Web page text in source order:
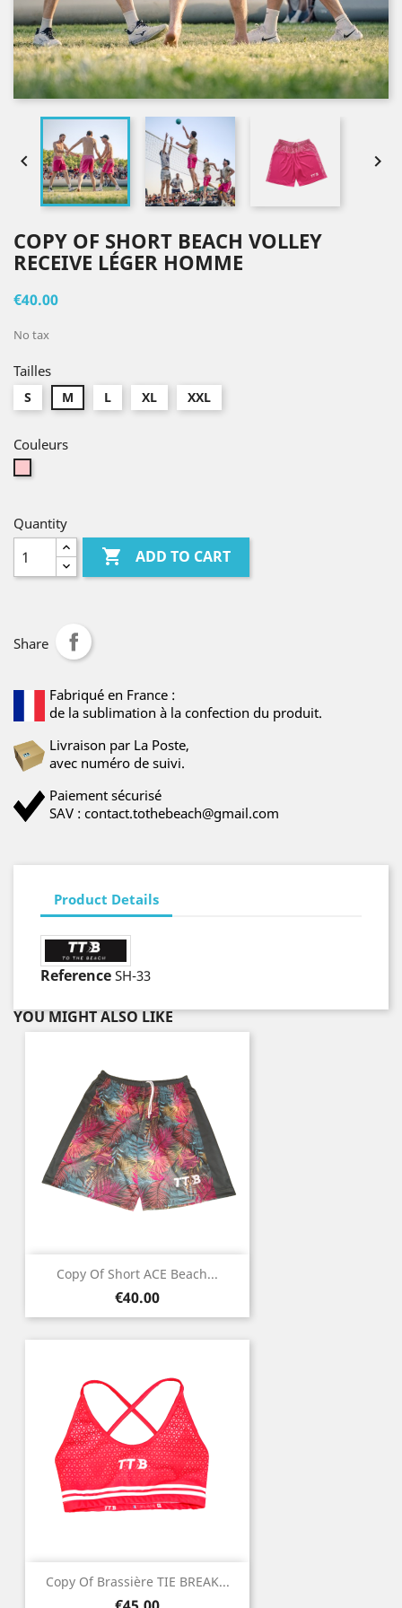
 
COPY OF SHORT BEACH VOLLEY
RECEIVE LÉGER HOMME
€40.00
No tax
Tailles
S M L XL XXL
Couleurs
Quantity
 ADD TO CART
Share
Fabriqué en France :
de la sublimation à la confection du produit.
Livraison par La Poste,
avec numéro de suivi.
Paiement sécurisé
SAV : contact.tothebeach@gmail.com
Product Details
Reference SH-33
YOU MIGHT ALSO LIKE
Copy Of Short ACE Beach...
Price
€40.00
Copy Of Brassière TIE BREAK...